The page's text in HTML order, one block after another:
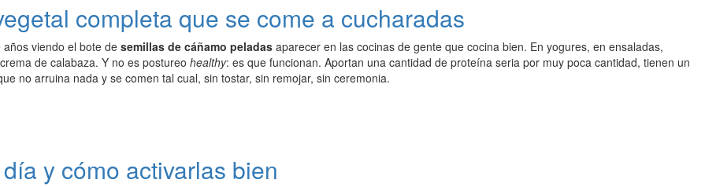
completa que se come a cucharadas
viendo el bote de semillas de cáñamo peladas aparecer en las cocinas de gente que cocina bien. En yogures, en ensaladas,
de calabaza. Y no es postureo healthy: es que funcionan. Aportan una cantidad de proteína seria por muy poca cantidad, tienen un
no arruina nada y se comen tal cual, sin tostar, sin remojar, sin ceremonia.
y cómo activarlas bien